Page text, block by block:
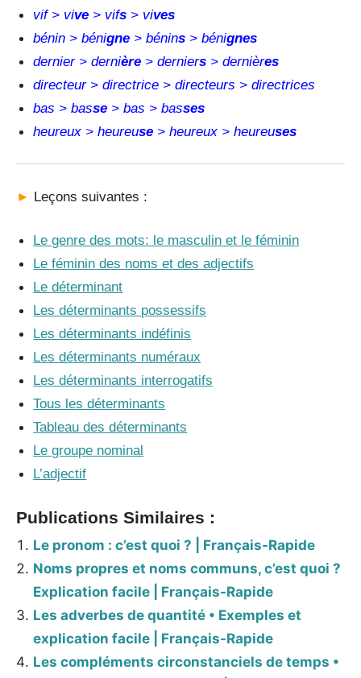
vif > vive > vifs > vives
bénin > bénigne > bénins > bénignes
dernier > dernière > derniers > dernières
directeur > directrice > directeurs > directrices
bas > basse > bas > basses
heureux > heureuse > heureux > heureuses
► Leçons suivantes :
Le genre des mots: le masculin et le féminin
Le féminin des noms et des adjectifs
Le déterminant
Les déterminants possessifs
Les déterminants indéfinis
Les déterminants numéraux
Les déterminants interrogatifs
Tous les déterminants
Tableau des déterminants
Le groupe nominal
L’adjectif
Publications Similaires :
Le pronom : c’est quoi ? | Français-Rapide
Noms propres et noms communs, c’est quoi ?
Explication facile | Français-Rapide
Les adverbes de quantité • Exemples et
explication facile | Français-Rapide
Les compléments circonstanciels de temps •